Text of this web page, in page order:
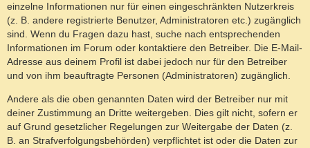
einzelne Informationen nur für einen eingeschränkten Nutzerkreis
(z. B. andere registrierte Benutzer, Administratoren etc.) zugänglich
sind. Wenn du Fragen dazu hast, suche nach entsprechenden
Informationen im Forum oder kontaktiere den Betreiber. Die E-Mail-
Adresse aus deinem Profil ist dabei jedoch nur für den Betreiber
und von ihm beauftragte Personen (Administratoren) zugänglich.
Andere als die oben genannten Daten wird der Betreiber nur mit
deiner Zustimmung an Dritte weitergeben. Dies gilt nicht, sofern er
auf Grund gesetzlicher Regelungen zur Weitergabe der Daten (z.
B. an Strafverfolgungsbehörden) verpflichtet ist oder die Daten zur